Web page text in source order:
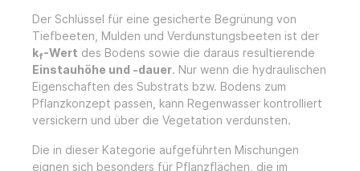
Der Schlüssel für eine gesicherte Begrünung von
Tiefbeeten, Mulden und Verdunstungsbeeten ist der
kf-Wert des Bodens sowie die daraus resultierende
Einstauhöhe und -dauer. Nur wenn die hydraulischen
Eigenschaften des Substrats bzw. Bodens zum
Pflanzkonzept passen, kann Regenwasser kontrolliert
versickern und über die Vegetation verdunsten.
Die in dieser Kategorie aufgeführten Mischungen
eignen sich besonders für Pflanzflächen, die im